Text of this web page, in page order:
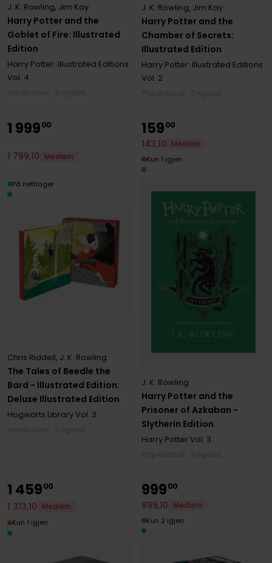
Harry Potter and the
Goblet of Fire: Illustrated
Edition
J. K. Rowling, Jim Kay
Harry Potter: Illustrated Editions
Vol. 4
Harry Potter and the
Chamber of Secrets:
Illustrated Edition
J. K. Rowling, Jim Kay
Harry Potter: Illustrated Editions
Vol. 2
The Tales of Beedle the
Bard - Illustrated Edition:
Deluxe Illustrated Edition
Chris Riddell, J. K. Rowling
Hogwarts LibraryVol. 3
1 99900
1 799,10 Medlem
På nettlager
Harry Potter and the
Prisoner of Azkaban -
Slytherin Edition
J. K. Rowling
Harry Potter Vol. 3
15900
143,10
Medlem
Kun 1 igjen
1 45900
1 313,10
Medlem
Kun 1 igjen
99900
899,10
Medlem
Kun 2 igjen